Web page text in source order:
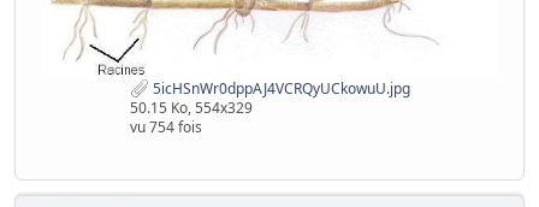
5icHSnWr0dppAJ4VCRQyUCkowuU.jpg
50.15 Ko, 554x329
vu 754 fois